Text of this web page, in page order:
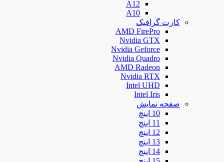
A12
A10
کارت گرافیک
AMD FirePro
Nvidia GTX
Nvidia Geforce
Nvidia Quadro
AMD Radeon
Nvidia RTX
Intel UHD
Intel Iris
صفحه نمایش
10 اینچ
11 اینچ
12 اینچ
13 اینچ
14 اینچ